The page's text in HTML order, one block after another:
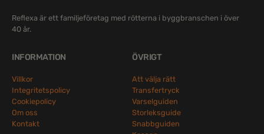
Reflexa är ett familjeföretag med rötterna i byggbranschen i över
40 år.
INFORMATION
Villkor
Integritetspolicy
Cookiepolicy
Om oss
Kontakt
ÖVRIGT
Att välja rätt
Transfertryck
Varselguiden
Storleksguide
Snabbguiden